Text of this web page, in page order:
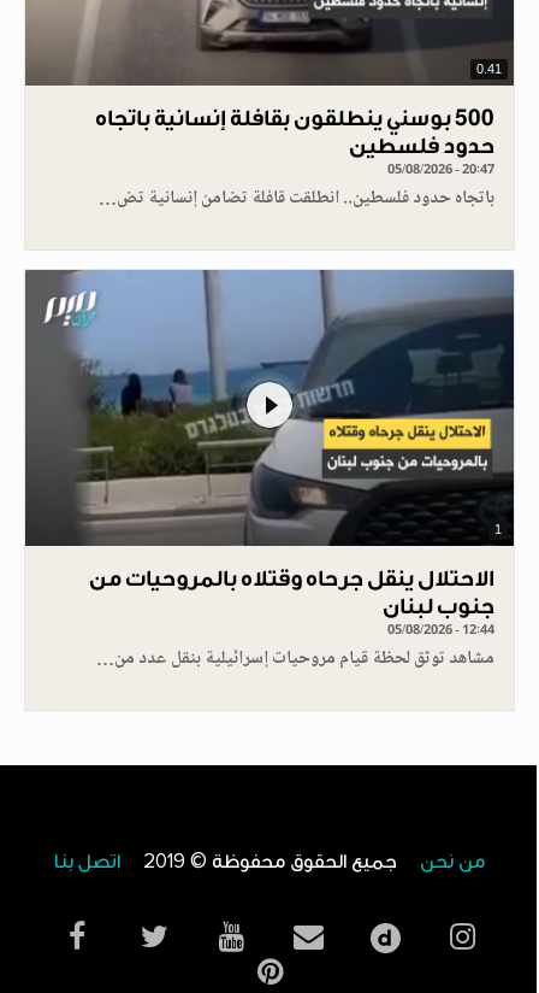
0.41
500 بوسني ينطلقون بقافلة إنسانية باتجاه
حدود فلسطين
05/08/2026 - 20:47
باتجاه حدود فلسطين.. انطلقت قافلة تضامن إنسانية تض…
1
الاحتلال ينقل جرحاه وقتلاه بالمروحيات من
جنوب لبنان
05/08/2026 - 12:44
مشاهد توثق لحظة قيام مروحيات إسرائيلية بنقل عدد من…
من نحن جميع الحقوق محفوظة © 2019 اتصل بنا